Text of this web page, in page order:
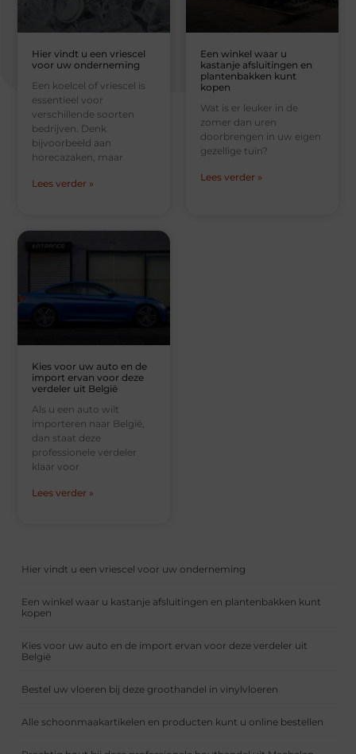
Hier vindt u een vriescel
voor uw onderneming
Een koelcel of vriescel is
essentieel voor
verschillende soorten
bedrijven. Denk
bijvoorbeeld aan
horecazaken, maar
Lees verder »
Een winkel waar u
kastanje afsluitingen en
plantenbakken kunt
kopen
Wat is er leuker in de
zomer dan uren
doorbrengen in uw eigen
gezellige tuin?
Lees verder »
Kies voor uw auto en de
import ervan voor deze
verdeler uit België
Als u een auto wilt
importeren naar België,
dan staat deze
professionele verdeler
klaar voor
Lees verder »
Hier vindt u een vriescel voor uw onderneming
Een winkel waar u kastanje afsluitingen en plantenbakken kunt
kopen
Kies voor uw auto en de import ervan voor deze verdeler uit
België
Bestel uw vloeren bij deze groothandel in vinylvloeren
Alle schoonmaakartikelen en producten kunt u online bestellen